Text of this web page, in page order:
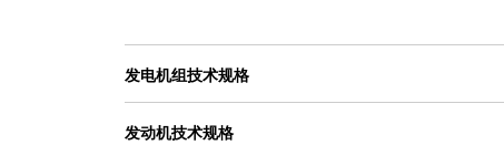
发电机组技术规格
发动机技术规格